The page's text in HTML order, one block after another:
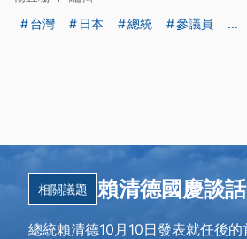
台灣
日本 總統 參議員 ...
相關議題 賴清德國慶談話
總統賴清德10月10日發表就任後